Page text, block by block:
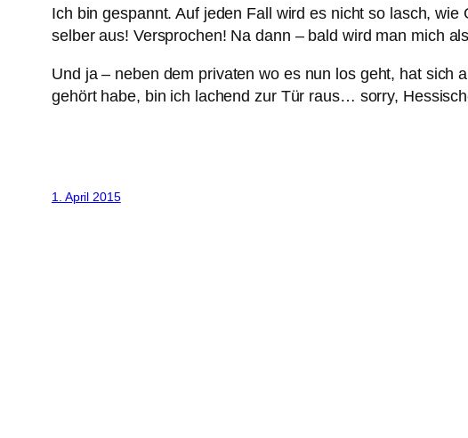
Ich bin gespannt. Auf jeden Fall wird es nicht so lasch,
selber aus! Versprochen! Na dann – bald wird man mich
Und ja – neben dem privaten wo es nun los geht, hat sich
gehört habe, bin ich lachend zur Tür raus… sorry,
1. April 2015